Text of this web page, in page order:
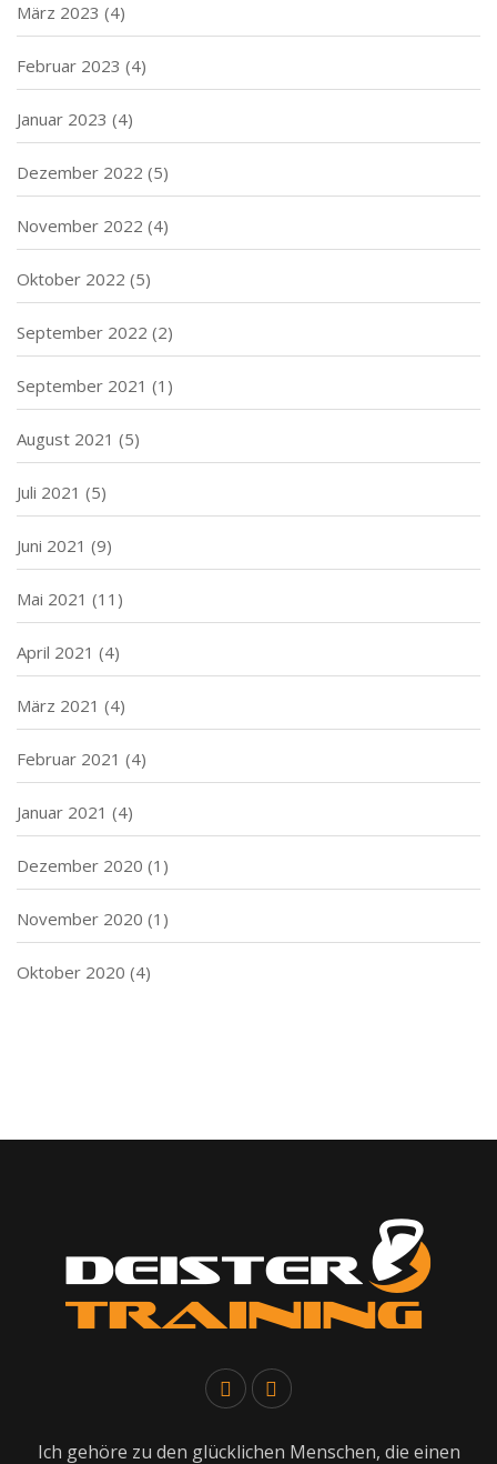
März 2023 (4)
Februar 2023 (4)
Januar 2023 (4)
Dezember 2022 (5)
November 2022 (4)
Oktober 2022 (5)
September 2022 (2)
September 2021 (1)
August 2021 (5)
Juli 2021 (5)
Juni 2021 (9)
Mai 2021 (11)
April 2021 (4)
März 2021 (4)
Februar 2021 (4)
Januar 2021 (4)
Dezember 2020 (1)
November 2020 (1)
Oktober 2020 (4)
Ich gehöre zu den glücklichen Menschen, die einen